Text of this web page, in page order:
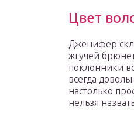
Цвет
Дженифер
жгучей
поклонники
всегда
настолько
нельзя